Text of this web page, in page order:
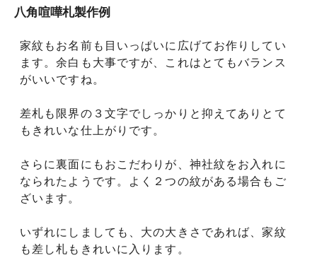
八角喧嘩札製作例
家紋もお名前も目いっぱいに広げてお作りしてい
ます。余白も大事ですが、これはとてもバランス
がいいですね。
差札も限界の３文字でしっかりと抑えてありとて
もきれいな仕上がりです。
さらに裏面にもおこだわりが、神社紋をお入れに
なられたようです。よく２つの紋がある場合もご
ざいます。
いずれにしましても、大の大きさであれば、家紋
も差し札もきれいに入ります。